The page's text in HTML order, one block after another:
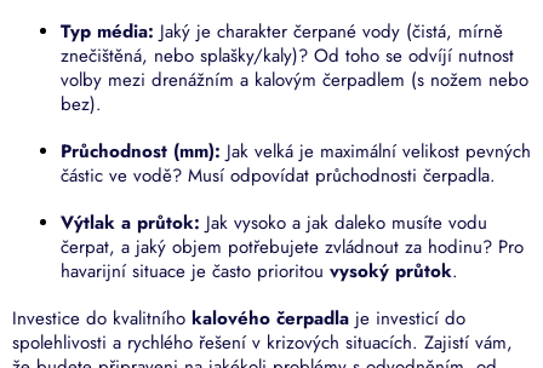
Typ média: Jaký je charakter čerpané vody (čistá, mírně
znečištěná, nebo splašky/kaly)? Od toho se odvíjí nutnost
volby mezi drenážním a kalovým čerpadlem (s nožem nebo
bez).
Průchodnost (mm): Jak velká je maximální velikost pevných
částic ve vodě? Musí odpovídat průchodnosti čerpadla.
Výtlak a průtok: Jak vysoko a jak daleko musíte vodu
čerpat, a jaký objem potřebujete zvládnout za hodinu? Pro
havarijní situace je často prioritou vysoký průtok.
Investice do kvalitního kalového čerpadla je investicí do
spolehlivosti a rychlého řešení v krizových situacích. Zajistí vám,